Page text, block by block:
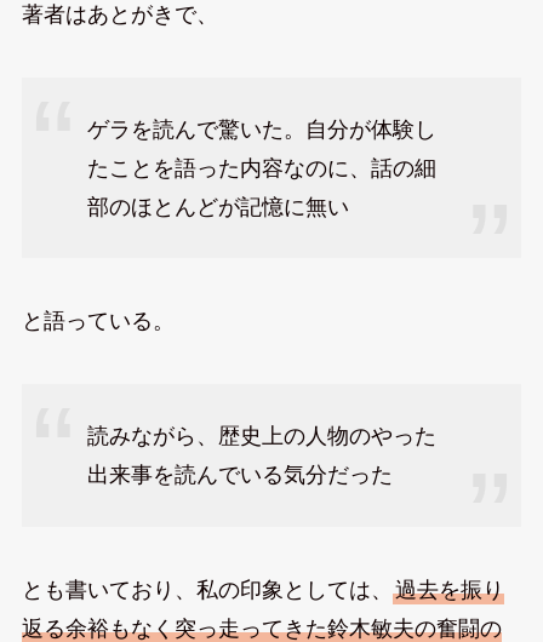
著者はあとがきで、
ゲラを読んで驚いた。自分が体験し
たことを語った内容なのに、話の細
部のほとんどが記憶に無い
と語っている。
読みながら、歴史上の人物のやった
出来事を読んでいる気分だった
とも書いており、私の印象としては、 過去を振り
返る余裕もなく突っ走ってきた鈴木敏夫の奮闘の